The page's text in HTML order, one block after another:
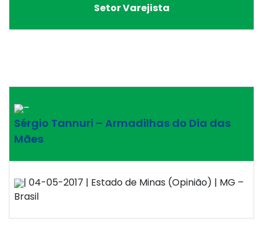
Setor Varejista
–
Sérgio Tannuri – Armadilhas do Dia das
Mães
| 04-05-2017 | Estado de Minas (Opinião) | MG –
Brasil